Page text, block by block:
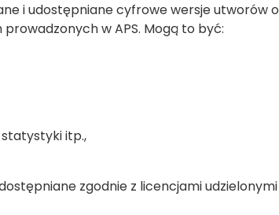
i udostępniane cyfrowe wersje utworów
w APS. Mogą to być:
itp.,
zgodnie z licencjami